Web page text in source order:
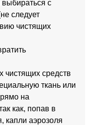
с
следует
чистящих
чистящих средств
ткань или
на
как, попав в
капли аэрозоля